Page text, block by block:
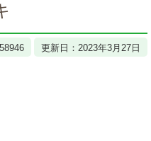
更新日：2023年3月27日